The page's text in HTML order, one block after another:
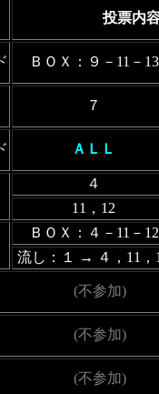
投票内
ＢＯＸ：９－11－13
７
ＡＬＬ
４
11，12
ＢＯＸ：４－11－12
流し：１ → ４，11，
(不参加)
(不参加)
(不参加)